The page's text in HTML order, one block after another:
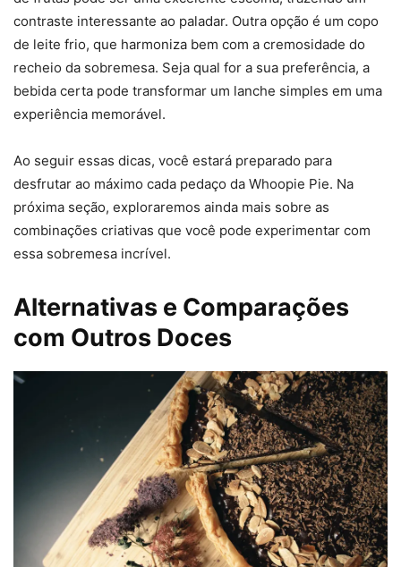
contraste interessante ao paladar. Outra opção é um copo
de leite frio, que harmoniza bem com a cremosidade do
recheio da sobremesa. Seja qual for a sua preferência, a
bebida certa pode transformar um lanche simples em uma
experiência memorável.
Ao seguir essas dicas, você estará preparado para
desfrutar ao máximo cada pedaço da Whoopie Pie. Na
próxima seção, exploraremos ainda mais sobre as
combinações criativas que você pode experimentar com
essa sobremesa incrível.
Alternativas e Comparações
com Outros Doces